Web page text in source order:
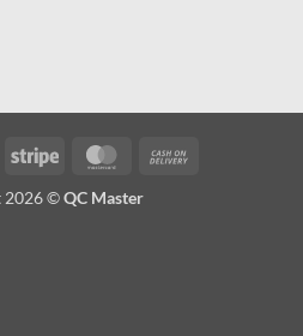
Stripe MasterCard
2026 ©QC Master